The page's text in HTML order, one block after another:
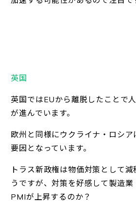
英国
英国ではEUから離脱したことで
が進んでいます。
欧州と同様にウクライナ・ロシ
要因となっています。
トラス新政権は物価対策として
うですが、対策を好感して製造
PMIが上昇するのか？